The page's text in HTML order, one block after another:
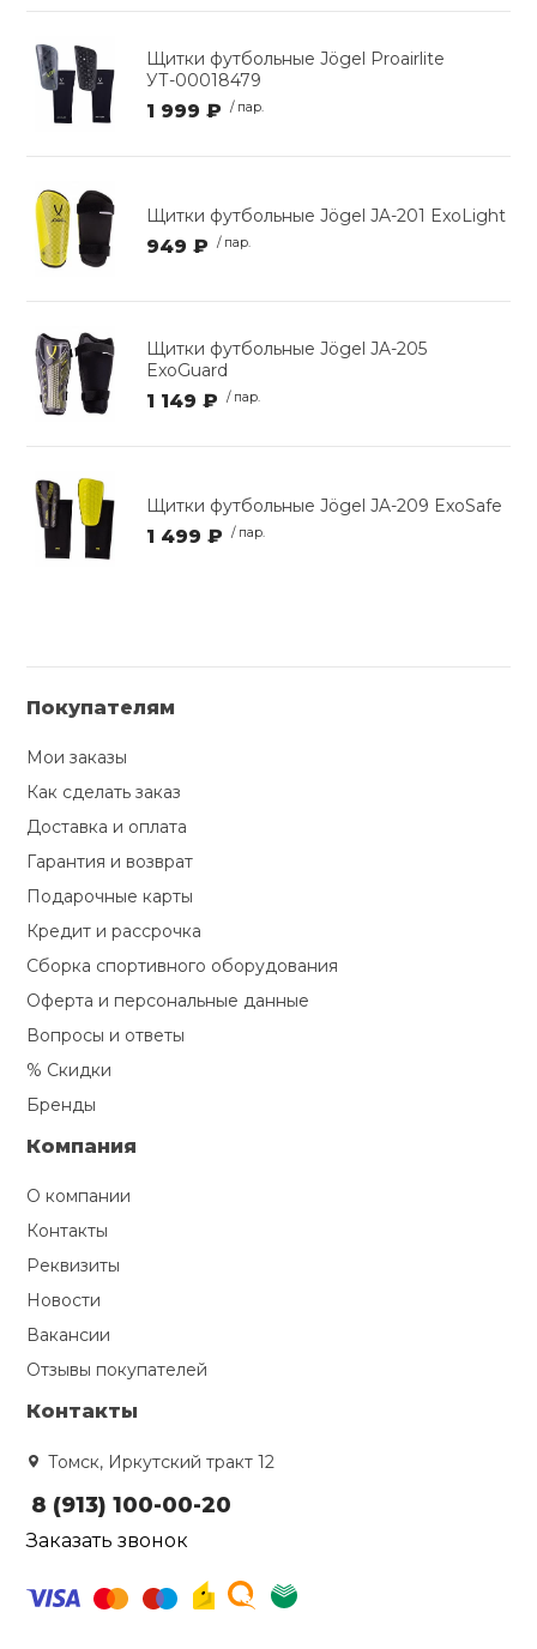
Щитки футбольные Jögel Proairlite
УТ-00018479
1 999 ₽ / пар.
Щитки футбольные Jögel JA-201 ExoLight
949 ₽ / пар.
Щитки футбольные Jögel JA-205
ExoGuard
1 149 ₽ / пар.
Щитки футбольные Jögel JA-209 ExoSafe
1 499 ₽ / пар.
Покупателям
Мои заказы
Как сделать заказ
Доставка и оплата
Гарантия и возврат
Подарочные карты
Кредит и рассрочка
Сборка спортивного оборудования
Оферта и персональные данные
Вопросы и ответы
% Скидки
Бренды
Компания
О компании
Контакты
Реквизиты
Новости
Вакансии
Отзывы покупателей
Контакты
Томск, Иркутский тракт 12
8 (913) 100-00-20
Заказать звонок